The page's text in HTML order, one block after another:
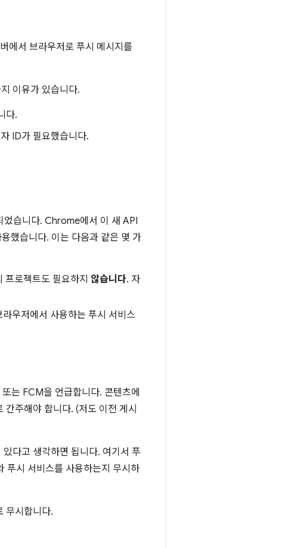
서 브라우저로 푸시 메시지를
이유가 있습니다.
다.
ID가 필요했습니다.
었습니다. Chrome에서 이 새 API
했습니다. 이는 다음과 같은 몇 가
로젝트도 필요하지 않습니다. 자
우저에서 사용하는 푸시 서비스
는 FCM을 언급합니다. 콘텐츠에
주해야 합니다. (저도 이전 게시
다고 생각하면 됩니다. 여기서 푸
푸시 서비스를 사용하는지 무시하
무시합니다.